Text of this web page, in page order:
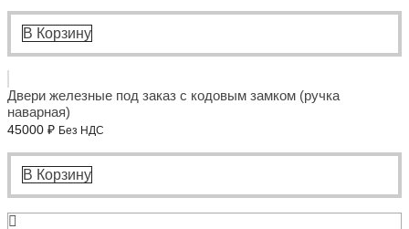
В Корзину
Двери железные под заказ с кодовым замком (ручка
наварная)
45000 ₽ Без НДС
В Корзину